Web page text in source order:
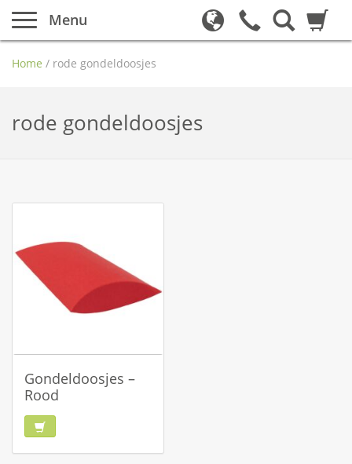
Menu
Home / rode gondeldoosjes
rode gondeldoosjes
Gondeldoosjes –
Rood